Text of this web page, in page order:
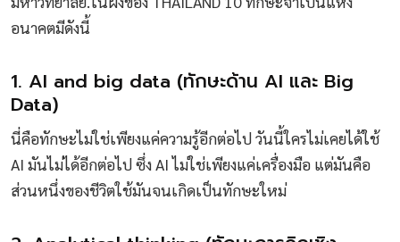
อนาคตมีดังนี้
1. AI and big data (ทักษะด้าน AI และ Big
Data)
นี่คือทักษะไม่ใช่เพียงแค่ความรู้อีกต่อไป วันนี้ใครไม่เคยได้ใช้
AI มันไม่ได้อีกต่อไป ซึ่ง AI ไม่ใช่เพียงแค่เครื่องมือ แต่มันคือ
ส่วนหนึ่งของชีวิตใช้มันจนเกิดเป็นทักษะใหม่